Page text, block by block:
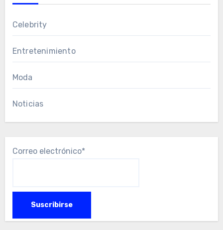
Celebrity
Entretenimiento
Moda
Noticias
Correo electrónico*